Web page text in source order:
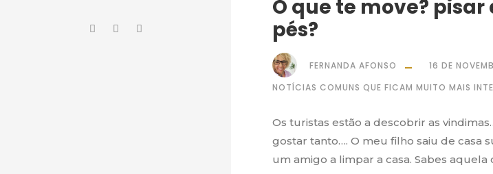
O que te move? pisar
pés?
FERNANDA AFONSO
16 DE
NOTÍCIAS COMUNS QUE FICAM MUITO MAIS
Os turistas estão a descobrir as
gostar tanto…. O meu filho saiu de casa
um amigo a limpar a casa. Sabes